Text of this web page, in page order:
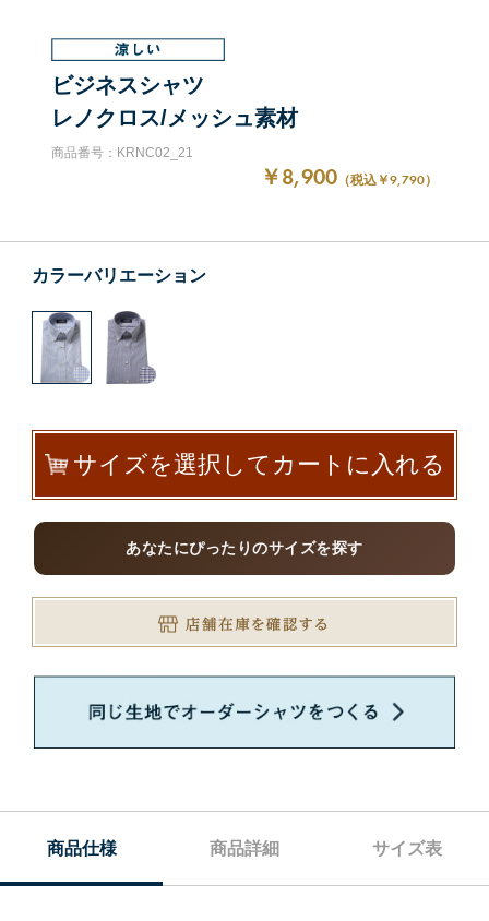
ビジネスシャツ
レノクロス/メッシュ素材
商品番号：KRNC02_21
￥8,900 （税込￥9,790）
カラーバリエーション
サイズを選択してカートに入れる
あなたにぴったりのサイズを探す
商品仕様 商品詳細 サイズ表